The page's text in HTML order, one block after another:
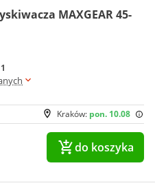
MAXGEAR 45-
1
Kraków: pon. 10.08
do koszyka